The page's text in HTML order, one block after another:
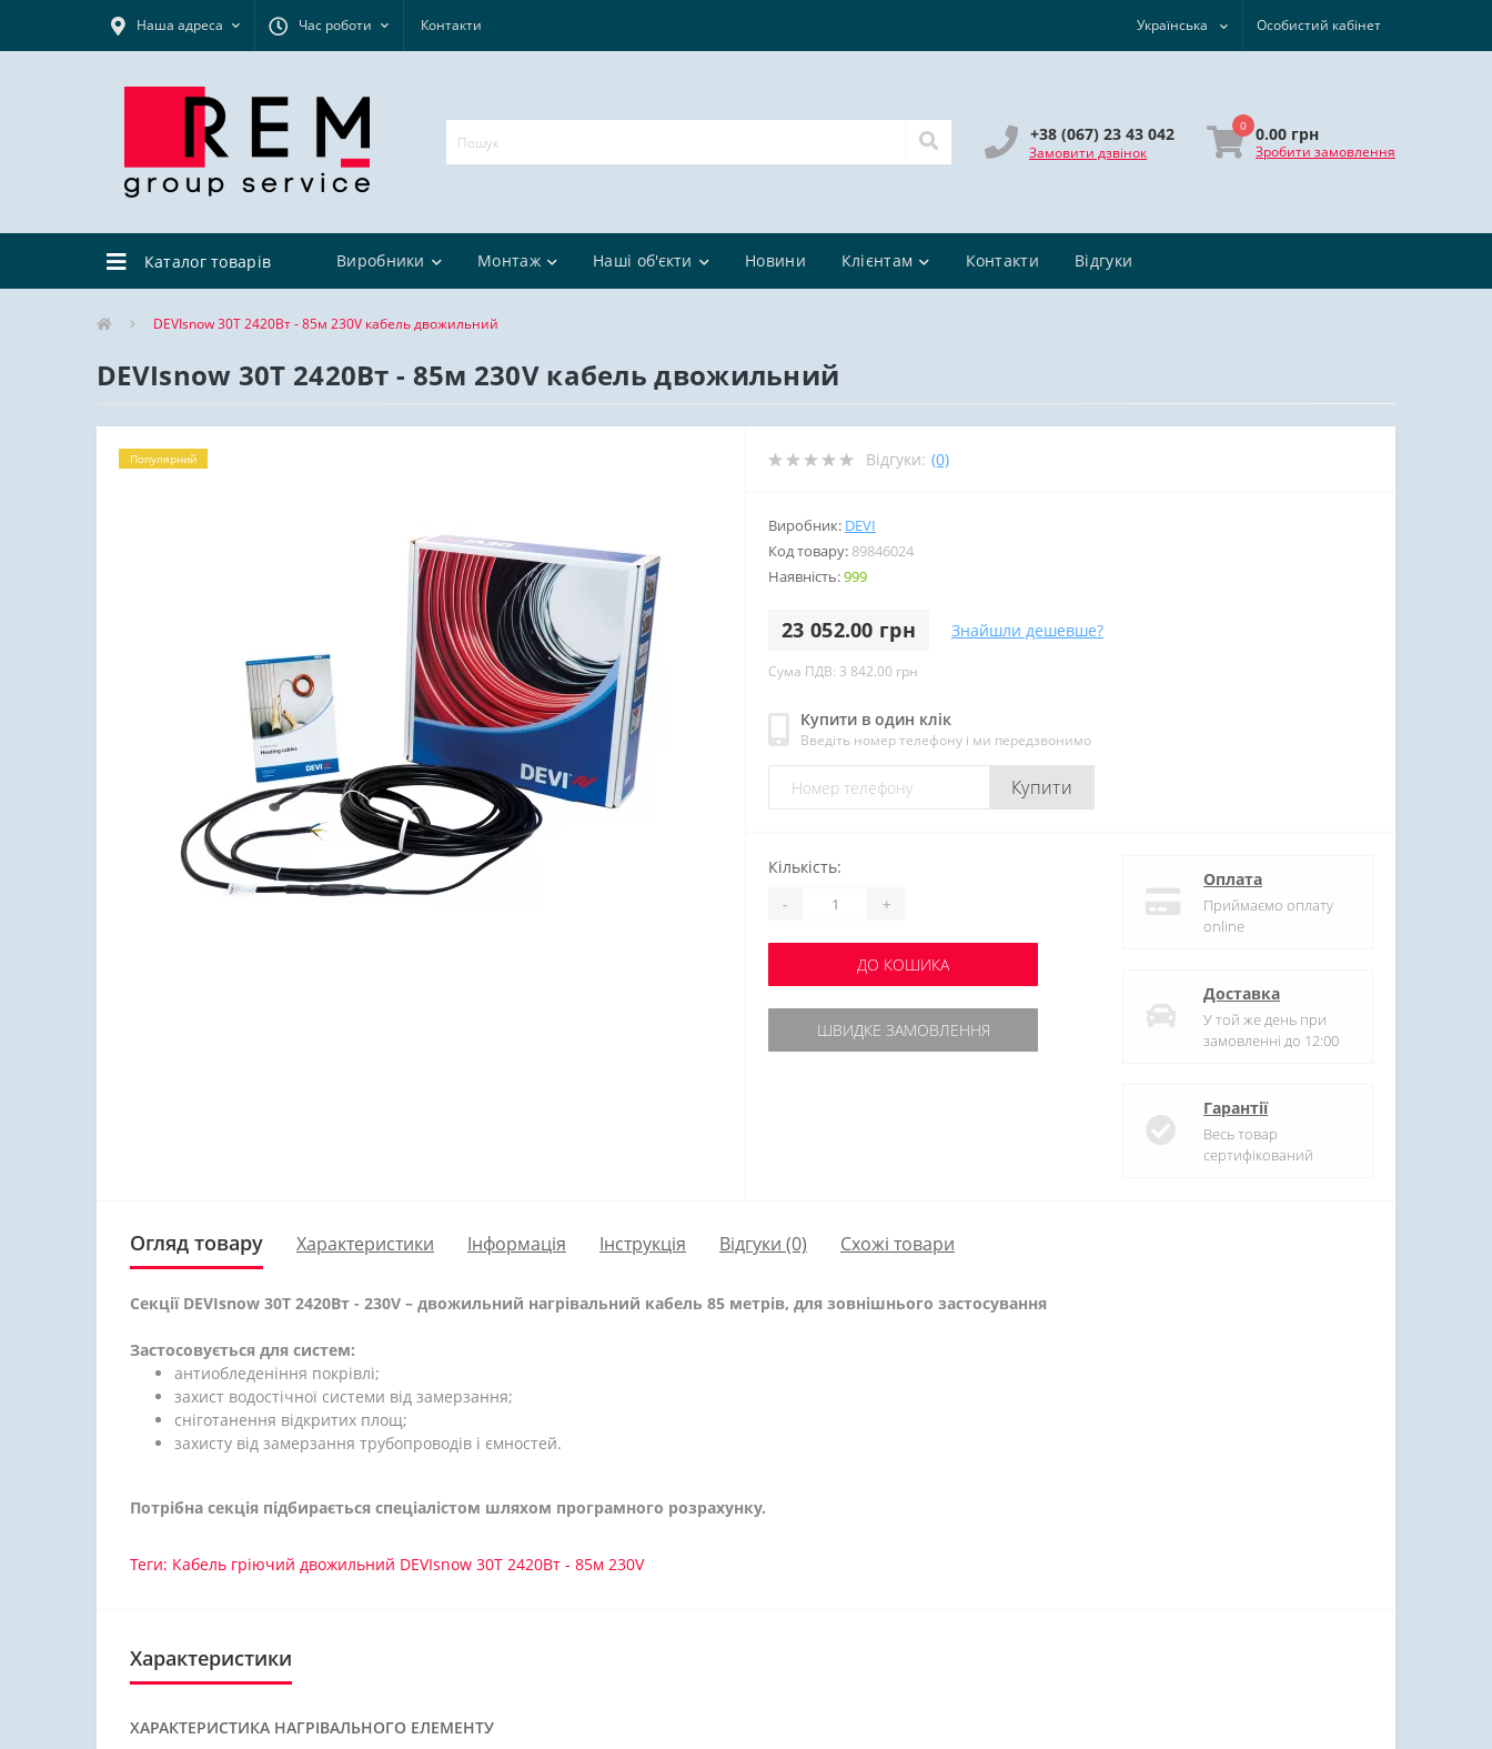
Наша адреса Час роботи Контакти Українська Особистий кабінет
+38 (067) 23 43 042
Замовити дзвінок
0 0.00 грн
Зробити замовлення
Каталог товарів Виробники Монтаж Наші об'єкти Новини Клієнтам Контакти Відгуки
DEVIsnow 30T 2420Вт - 85м 230V кабель двожильний
DEVIsnow 30T 2420Вт - 85м 230V кабель двожильний
Популярний Відгуки: (0)
Виробник: DEVI
Код товару: 89846024
Наявність:999
23 052.00 грн Знайшли дешевше?
Сума ПДВ: 3 842.00 грн
Купити в один клік
Введіть номер телефону і ми передзвонимо
Купити
Кількість:
- +
ДО КОШИКА
ШВИДКЕ ЗАМОВЛЕННЯ
Оплата
Приймаємо оплату
online
Доставка
У той же день при
замовленні до 12:00
Гарантії
Весь товар
сертифікований
Огляд товару Характеристики Інформація Інструкція Відгуки (0) Схожі товари
Секції DEVIsnow 30T 2420Вт - 230V – двожильний нагрівальний кабель 85 метрів, для зовнішнього застосування
Застосовується для систем:
антиобледеніння покрівлі;
захист водостічної системи від замерзання;
сніготанення відкритих площ;
захисту від замерзання трубопроводів і ємностей.
Потрібна секція підбирається спеціалістом шляхом програмного розрахунку.
Теги: Кабель гріючий двожильний DEVIsnow 30T 2420Вт - 85м 230V
Характеристики
ХАРАКТЕРИСТИКА НАГРІВАЛЬНОГО ЕЛЕМЕНТУ